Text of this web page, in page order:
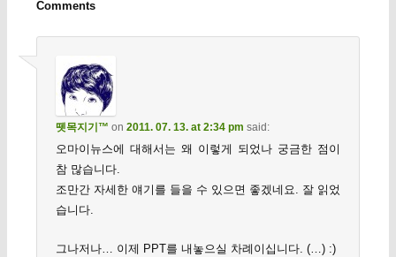
Comments
뗏목지기™ on 2011. 07. 13. at 2:34 pm said:
오마이뉴스에 대해서는 왜 이렇게 되었나 궁금한 점이
참 많습니다.
조만간 자세한 얘기를 들을 수 있으면 좋겠네요. 잘 읽었
습니다.
그나저나… 이제 PPT를 내놓으실 차례이십니다. (…) :)